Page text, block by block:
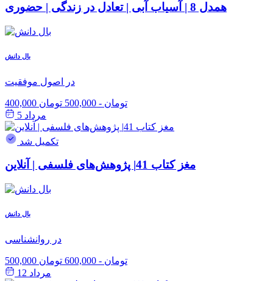
همدل 8 | آسیاب آبی | تعادل در زندگی | حضوری
بال دانش
در اصول موفقیت
400,000 تومان - 500,000 تومان
مرداد 5
تکمیل شد
مغز کتاب 41| پژوهش‌های فلسفی | آنلاین
بال دانش
در روانشناسی
500,000 تومان - 600,000 تومان
مرداد 12